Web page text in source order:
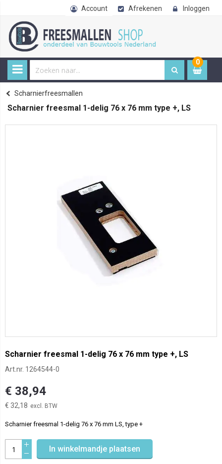
Account Afrekenen Inloggen
0
item
Home
Freesmallen
Scharnierfreesmallen
Scharnier freesmal 1-delig 76 x 76 mm type +, LS
Scharnier freesmal 1-delig 76 x 76 mm type +, LS
Art.nr. 1264544-0
€ 38,94
€ 32,18
Scharnier freesmal 1-delig 76 x 76 mm LS, type +
In winkelmandje plaatsen